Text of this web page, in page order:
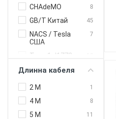
UK myenergi
US EVBox
US Tesla
240 кВт (DC) 1
3.7 кВт
5 кВт
7.4 кВт
200 кВт (DC)
250 кВт (DC)
300 кВт
CHAdeMO 8
GB/T Китай 45
NACS / Tesla
США
7
Type 1 J1772
Длинна кабеля
2 M 1
4 M 8
5 M 11